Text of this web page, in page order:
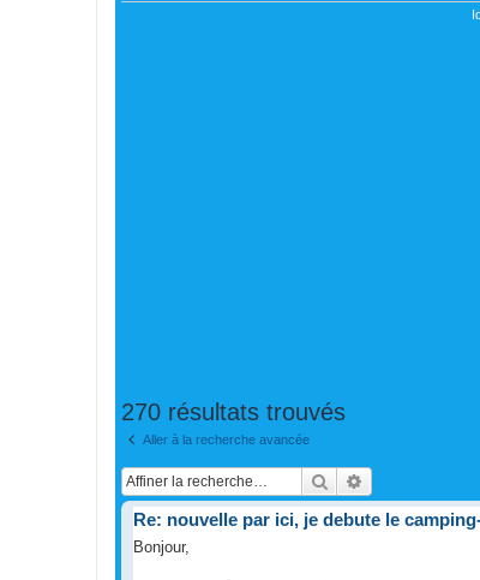
270 résultats trouvés
Aller à la recherche avancée
Rechercher
Re: nouvelle par ici, je debute le
Bonjour,